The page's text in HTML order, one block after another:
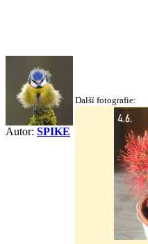
Autor: SPIKE
Další fotografie: